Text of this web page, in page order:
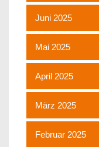
Juni 2025
Mai 2025
April 2025
März 2025
Februar 2025